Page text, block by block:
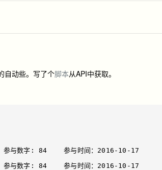
自动些。写了个脚本从API中获取。
数字: 84    参与时间：2016-10-17
字: 84    参与时间：2016-10-17